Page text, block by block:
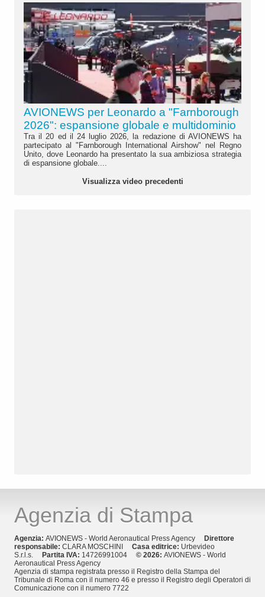
AVIONEWS per Leonardo a "Farnborough
2026": espansione globale e multidominio
Tra il 20 ed il 24 luglio 2026, la redazione di AVIONEWS ha
partecipato al "Farnborough International Airshow" nel Regno
Unito, dove Leonardo ha presentato la sua ambiziosa strategia
di espansione globale....
Visualizza video precedenti
Agenzia di Stampa
Agenzia: AVIONEWS - World Aeronautical Press Agency
Direttore
responsabile: CLARA MOSCHINI Casa editrice: Urbevideo
S.r.l.s.
Partita IVA: 14726991004 © 2026: AVIONEWS - World
Aeronautical Press Agency
Agenzia di stampa registrata presso il Registro della Stampa del
Tribunale di Roma con il numero 46 e presso il Registro degli Operatori di
Comunicazione con il numero 7722